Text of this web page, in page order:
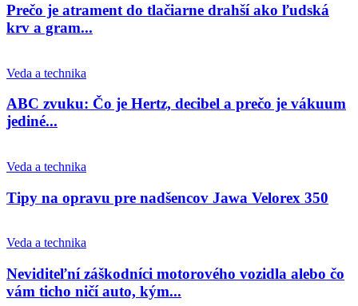
Prečo je atrament do tlačiarne drahší ako ľudská
krv a gram...
Veda a technika
ABC zvuku: Čo je Hertz, decibel a prečo je vákuum
jediné...
Veda a technika
Tipy na opravu pre nadšencov Jawa Velorex 350
Veda a technika
Neviditeľní záškodníci motorového vozidla alebo čo
vám ticho ničí auto, kým...